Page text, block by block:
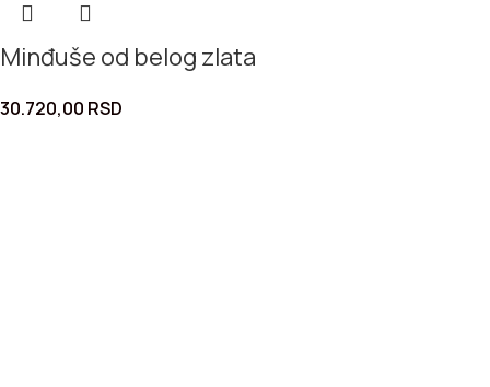
Minđuše od belog zlata
30.720,00 RSD